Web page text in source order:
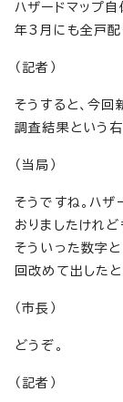
ハザードマップ
年3月にも全戸配
（記者）
そうすると、今回
調査結果という
（当局）
そうですね。ハ
おりましたけれど
そういった数字
回改めて出した
（市長）
どうぞ。
（記者）